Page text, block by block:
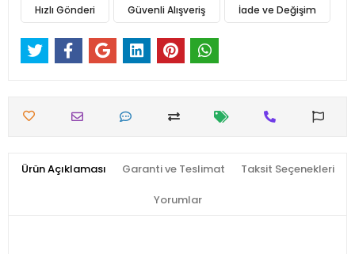
Hızlı Gönderi Güvenli Alışveriş İade ve Değişim
Ürün Açıklaması Garanti ve Teslimat Taksit Seçenekleri
Yorumlar